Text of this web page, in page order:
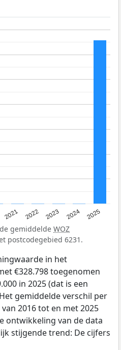
2021 2022 2023 2024 2025
gemiddelde WOZ
postcodegebied 6231.
in het
€328.798 toegenomen
in 2025 (dat is een
gemiddelde verschil per
2016 tot en met 2025
ontwikkeling van de data
stijgende trend: De cijfers